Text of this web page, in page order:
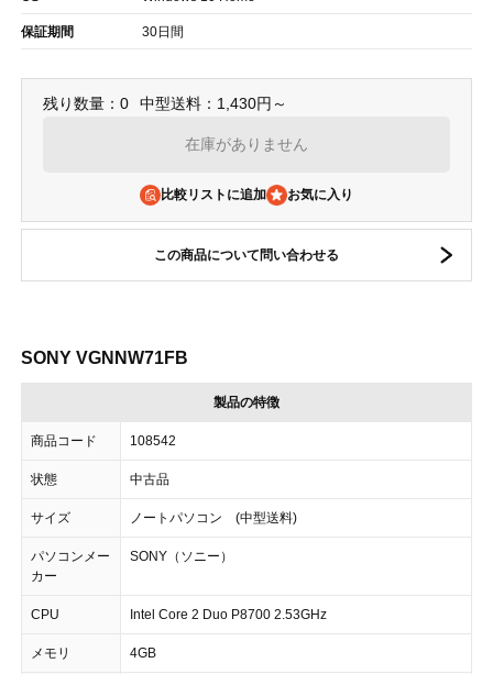
保証期間 30日間
残り数量：0 中型送料：1,430円～
在庫がありません
比較リストに追加
この商品について問い合わせる
SONY VGNNW71FB
製品の特徴
商品コード 108542
状態 中古品
サイズ ノートパソコン (中型送料)
パソコンメー
カー
SONY（ソニー）
CPU Intel Core 2 Duo P8700 2.53GHz
メモリ 4GB